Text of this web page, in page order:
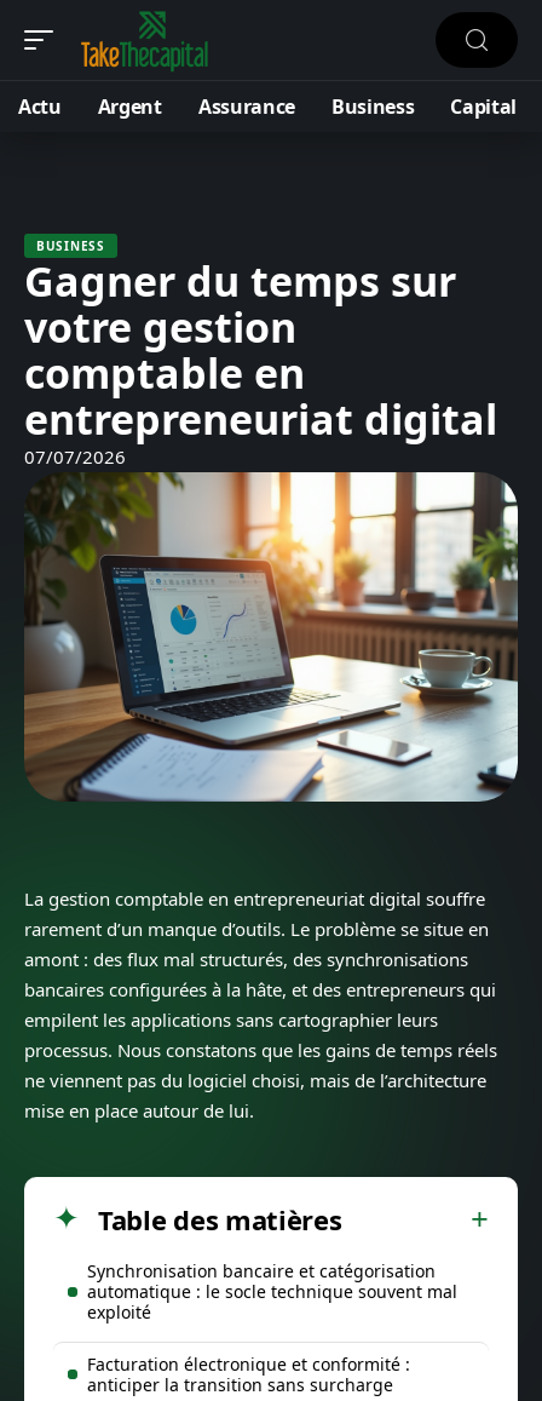
Actu Argent Assurance Business Capital
BUSINESS
Gagner du temps sur
votre gestion
comptable en
entrepreneuriat digital
07/07/2026
La gestion comptable en entrepreneuriat digital souffre
rarement d’un manque d’outils. Le problème se situe en
amont : des flux mal structurés, des synchronisations
bancaires configurées à la hâte, et des entrepreneurs qui
empilent les applications sans cartographier leurs
processus. Nous constatons que les gains de temps réels
ne viennent pas du logiciel choisi, mais de l’architecture
mise en place autour de lui.
Table des matières
Synchronisation bancaire et catégorisation
automatique : le socle technique souvent mal
exploité
Facturation électronique et conformité :
anticiper la transition sans surcharge